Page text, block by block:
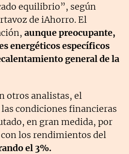
equilibrio”, según
de iAhorro. El
aunque preocupante,
energéticos específicos
general de la
otros analistas, el
condiciones financieras
en gran medida, por
los rendimientos del
el 3%.